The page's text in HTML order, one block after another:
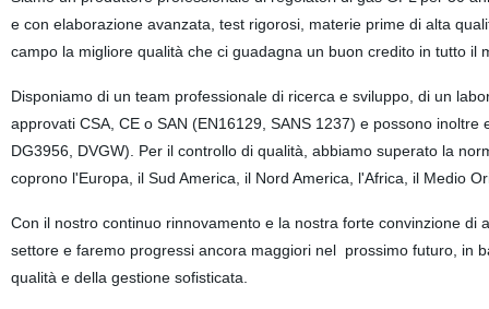
e con elaborazione avanzata, test rigorosi, materie prime di alta
campo la migliore qualità che ci guadagna un buon credito in tutto il
Disponiamo di un team professionale di ricerca e sviluppo, di un
approvati CSA, CE o SAN (EN16129, SANS 1237) e possono
DG3956, DVGW). Per il controllo di qualità, abbiamo superato la
coprono l'Europa, il Sud America, il Nord America, l'Africa, il Medio
Con il nostro continuo rinnovamento e la nostra forte convinzione
settore e faremo progressi ancora maggiori nel prossimo futuro, in
qualità e della gestione sofisticata.